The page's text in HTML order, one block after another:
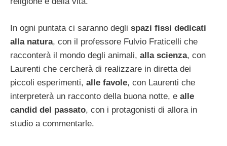
In ogni puntata ci saranno degli spazi fissi dedicati
alla natura, con il professore Fulvio Fraticelli che
racconterà il mondo degli animali, alla scienza, con
Laurenti che cercherà di realizzare in diretta dei
piccoli esperimenti, alle favole, con Laurenti che
interpreterà un racconto della buona notte, e alle
candid del passato, con i protagonisti di allora in
studio a commentarle.